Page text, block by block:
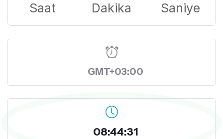
Saat Dakika Saniye
GMT+03:00
08:44:32